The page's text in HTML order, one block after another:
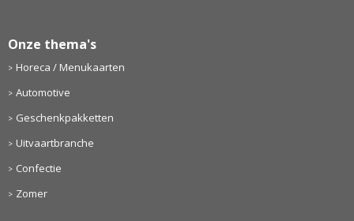
Onze thema's
Horeca / Menukaarten
Automotive
Geschenkpakketten
Uitvaartbranche
Confectie
Zomer